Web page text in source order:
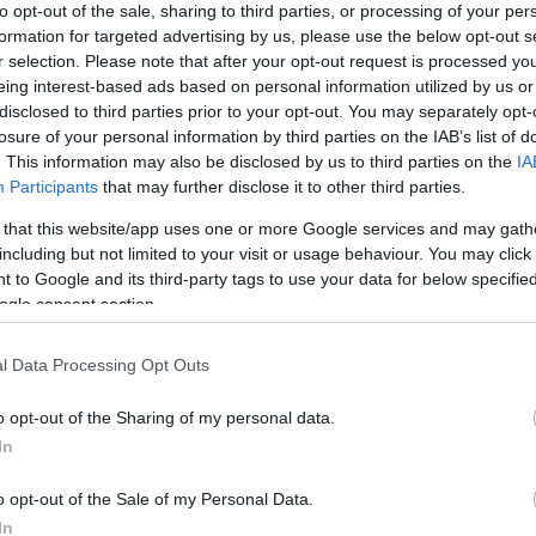
opt-out of the sale, sharing to third parties, or processing of your
for targeted advertising by us, please use the below opt-out
selection. Please note that after your opt-out request is processed
interest-based ads based on personal information utilized by us
to third parties prior to your opt-out. You may separately
of your personal information by third parties on the IAB’s list of
This information may also be disclosed by us to third parties on the
Participants that may further disclose it to other third parties.
that this website/app uses one or more Google services and may
but not limited to your visit or usage behaviour. You may
to Google and its third-party tags to use your data for below
consent section.
Data Processing Opt Outs
opt-out of the Sharing of my personal data.
opt-out of the Sale of my Personal Data.
, hogy ezt miképp képzelem, úgyhogy inkább elmagyarázom.
területért felelős politikusokat, felkészült, többnyire évtizedes
és a civil társadalom elismert és releváns (adott esetben
És egymásnak eresztik őket. Ez nem mást jelent, mint hogy a
a mélytudású és a különösen érdekelt fél, hogy hogyan is
vett) teendő. Az ilyendemokratikus politikai vitaműsorok
szoktak tűnni, és határozottan kézben tartják a beszélgetéseket,
ellenvetnek ha kell. Eközben ráadásul a témával kapcsolatos
meg még ajánlatokat is kapunk hogy minek hol érdemes
durván elhallgatni nem lehet, a demokratikus vitaműsor már csak
hogy milyen legyen a demokratikus nyilvánosság a 21. század
politikus, a szakértő és az aktivista a nyilvánosság legnépszerűbb
a véleményét. Az elmélet, a gyakorlat és a hatalom problémái
kommunikálva jelenjenek meg milliók számára.